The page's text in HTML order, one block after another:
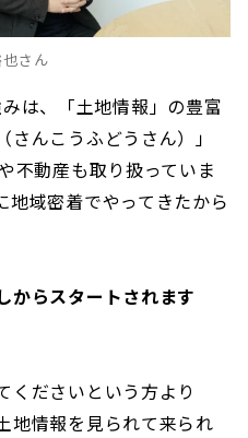
さん
は、「土地情報」の豊富
んこうふどうさん）」
不動産も取り扱っていま
地域密着でやってきたから
らスタートされます
くださいという方より
地情報を見られて来られ